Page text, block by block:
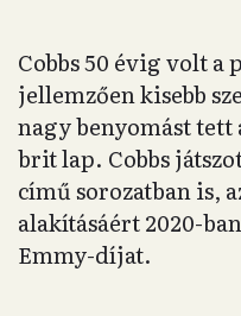
Cobbs 50 évig volt a
jellemzően kisebb
nagy benyomást
brit lap. Cobbs
című sorozatban is,
alakításáért 2020-
Emmy-díjat.